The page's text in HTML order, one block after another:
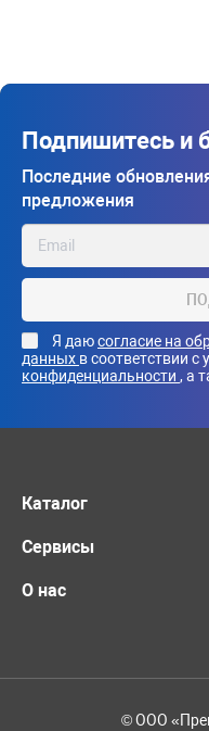
Подпишитесь и
Последние
предложения
Я даюсогласие на
данных в соответствии с
конфиденциальности , а
Каталог
Сервисы
О нас
© ООО